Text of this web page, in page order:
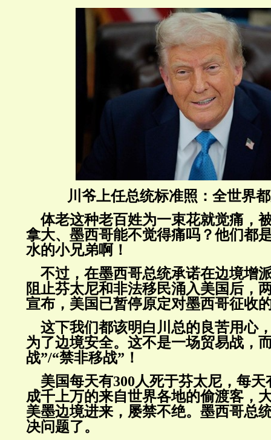
川爷上任总统标准照：全世界
体老这种老百姓为一束花就觉痛，
拿大、墨西哥能不觉得痛吗？他们都
水的小兄弟啊！
不过，在墨西哥总统承诺在边境增
阻止芬太尼和非法移民涌入美国后，
宣布，美国已暂停原定对墨西哥征收
这下我们都该明白川总的良苦用心
为了边境安全。 这不是一场贸易战，
战”/“禁非移战”！
美国每天有300人死于芬太尼，每天
成千上万的来自世界各地的偷渡客，
美墨边境进来，屡禁不绝。墨西哥总
决问题了。